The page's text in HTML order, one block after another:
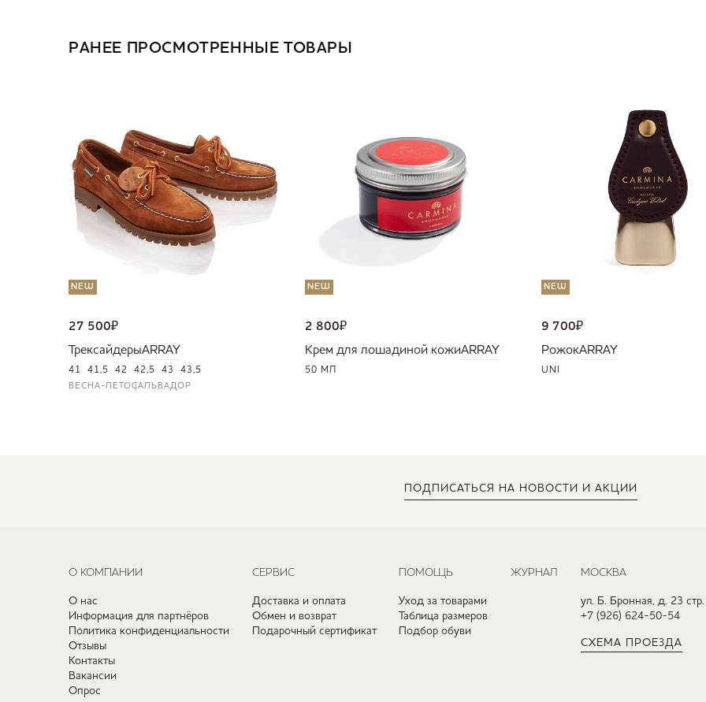
РАНЕЕ ПРОСМОТРЕННЫЕ ТОВАРЫ
NEW
27 500₽
ТрексайдерыARRAY
41 41,5 42 42,5 43 43,5
ВЕСНА-ЛЕТОСАЛЬВАДОР
NEW
2 800₽
Крем для лошадиной кожиARRAY
50 МЛ
NEW
9 700₽
РожокARRAY
UNI
ПОДПИСАТЬСЯ НА НОВОСТИ И АКЦИИ
О КОМПАНИИ
О нас
Информация для партнёров
Политика конфиденциальности
Отзывы
Контакты
Вакансии
Опрос
СЕРВИС
Доставка и оплата
Обмен и возврат
Подарочный сертификат
ПОМОЩЬ
Уход за товарами
Таблица размеров
Подбор обуви
ЖУРНАЛ МОСКВА
ул. Б. Бронная, д. 23 стр.
+7 (926) 624-50-54
СХЕМА ПРОЕЗДА